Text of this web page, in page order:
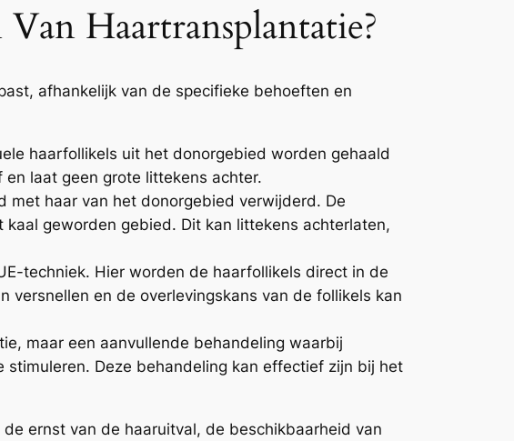
Haartransplantatie?
afhankelijk van de specifieke behoeften en
haarfollikels uit het donorgebied worden gehaald
laat geen grote littekens achter.
met haar van het donorgebied verwijderd. De
geworden gebied. Dit kan littekens achterlaten,
techniek. Hier worden de haarfollikels direct in de
en de overlevingskans van de follikels kan
maar een aanvullende behandeling waarbij
Deze behandeling kan effectief zijn bij het
ernst van de haaruitval, de beschikbaarheid van